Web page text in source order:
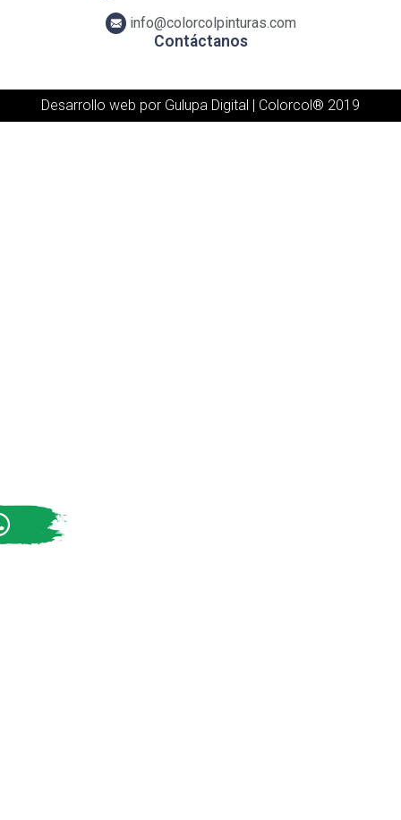
Contáctanos
info@colorcolpinturas.com
Desarrollo web por Gulupa Digital | Colorcol® 2019